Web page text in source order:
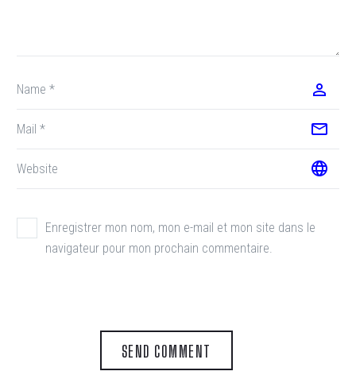
Enregistrer mon nom, mon e-mail et mon site dans le
navigateur pour mon prochain commentaire.
SEND COMMENT